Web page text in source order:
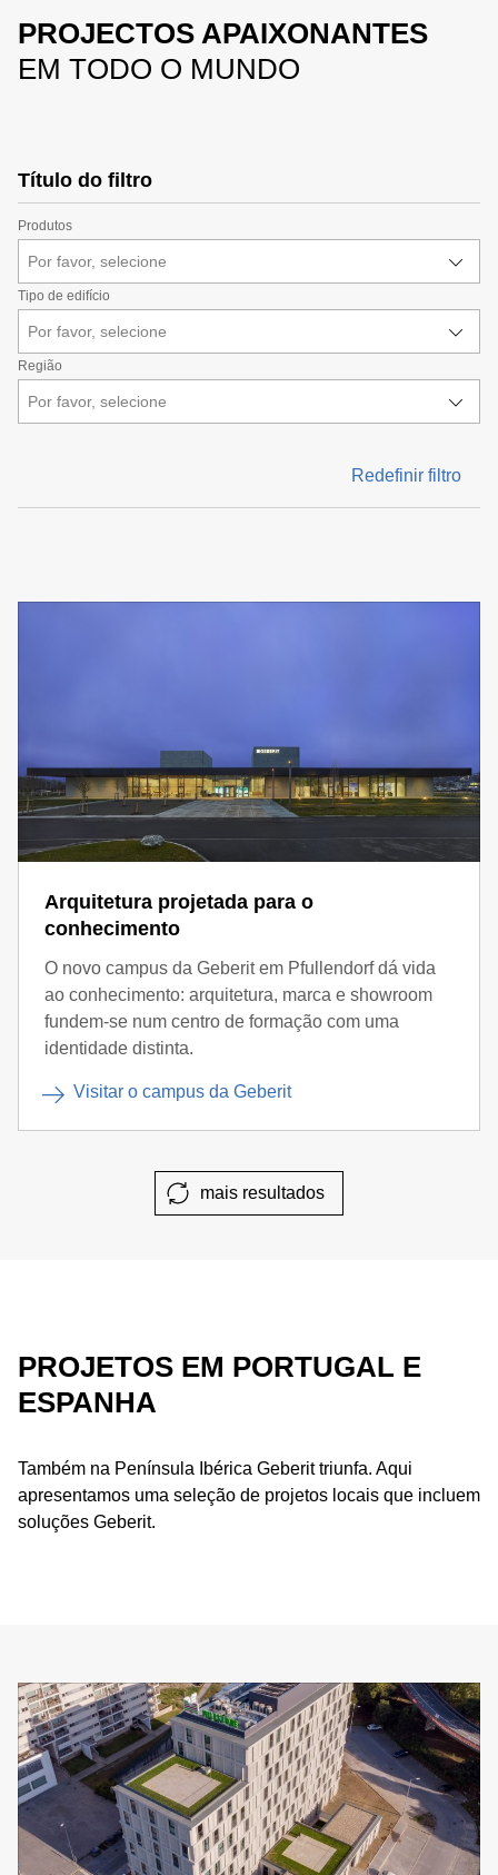
PROJECTOS APAIXONANTES
EM TODO O MUNDO
Título do filtro
Produtos
Por favor, selecione
Tipo de edifício
Por favor, selecione
Região
Por favor, selecione
Redefinir filtro
Arquitetura projetada para o
conhecimento
O novo campus da Geberit em Pfullendorf dá vida
ao conhecimento: arquitetura, marca e showroom
fundem-se num centro de formação com uma
identidade distinta.
Visitar o campus da Geberit
mais resultados
PROJETOS EM PORTUGAL E
ESPANHA
Também na Península Ibérica Geberit triunfa. Aqui
apresentamos uma seleção de projetos locais que incluem
soluções Geberit.